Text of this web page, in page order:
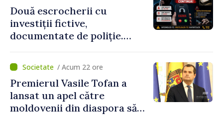
Două escrocherii cu
investiții fictive,
documentate de poliție.
milion de lei
/ Acum 22 ore
Premierul Vasile Tofan a
lansat un apel către
moldovenii din diaspora să